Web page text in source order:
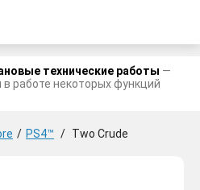
технические работы —
работе некоторых функций
/ PS4™ / Two Crude